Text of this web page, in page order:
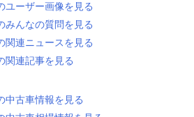
ユーザー画像を見る
みんなの質問を見る
関連ニュースを見る
関連記事を見る
中古車情報を見る